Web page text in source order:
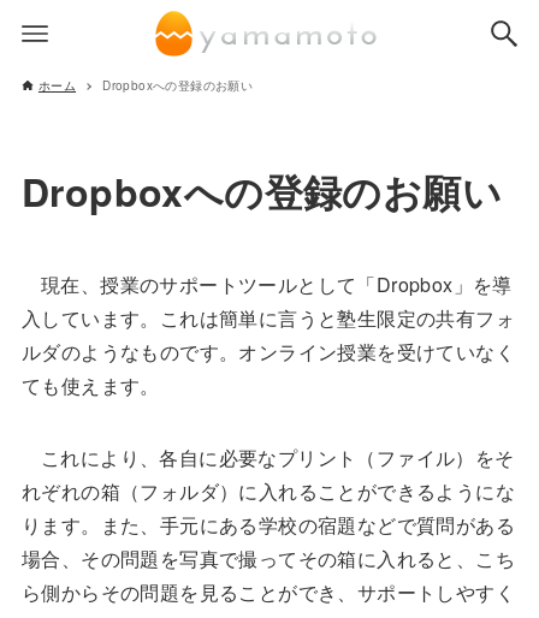
ホーム Dropboxへの登録のお願い
Dropboxへの登録のお願い
現在、授業のサポートツールとして「Dropbox」を導
入しています。これは簡単に言うと塾生限定の共有フォ
ルダのようなものです。オンライン授業を受けていなく
ても使えます。
これにより、各自に必要なプリント（ファイル）をそ
れぞれの箱（フォルダ）に入れることができるようにな
ります。また、手元にある学校の宿題などで質問がある
場合、その問題を写真で撮ってその箱に入れると、こち
ら側からその問題を見ることができ、サポートしやすく